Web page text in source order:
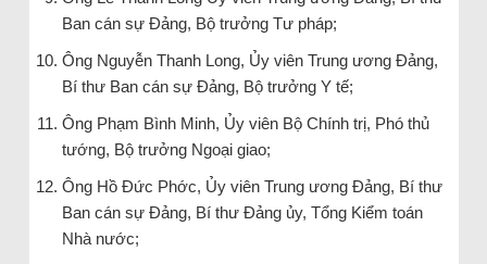
Ban cán sự Đảng, Bộ trưởng Tư pháp;
Ông Nguyễn Thanh Long, Ủy viên Trung ương Đảng,
Bí thư Ban cán sự Đảng, Bộ trưởng Y tế;
Ông Phạm Bình Minh, Ủy viên Bộ Chính trị, Phó thủ
tướng, Bộ trưởng Ngoại giao;
Ông Hồ Đức Phớc, Ủy viên Trung ương Đảng, Bí thư
Ban cán sự Đảng, Bí thư Đảng ủy, Tổng Kiểm toán
Nhà nước;